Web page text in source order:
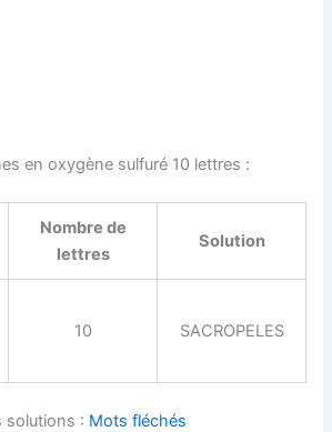
en oxygène sulfuré 10 lettres :
Nombre de
lettres
Solution
10 SACROPELES
solutions : Mots fléchés